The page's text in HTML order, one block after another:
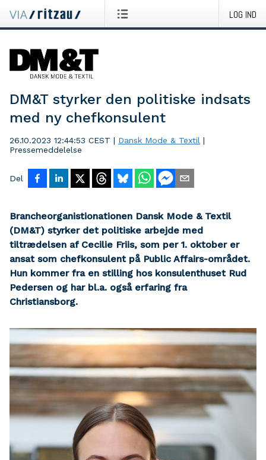
LOG IND
DM&T styrker den politiske indsats
med ny chefkonsulent
26.10.2023 12:44:53 CEST | Dansk Mode & Textil |
Pressemeddelelse
Del
Brancheorganistionationen Dansk Mode & Textil
(DM&T) styrker det politiske arbejde med
tiltrædelsen af Cecilie Friis, som per 1. oktober er
ansat som chefkonsulent på Public Affairs-området.
Hun kommer fra en stilling hos konsulenthuset Rud
Pedersen og har bl.a. også erfaring fra
Christiansborg.